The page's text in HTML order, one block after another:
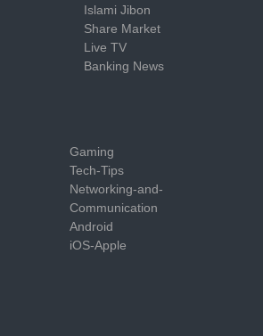
Islami Jibon
Share Market
Live TV
Banking News
Gaming
Tech-Tips
Networking-and-
Communication
Android
iOS-Apple